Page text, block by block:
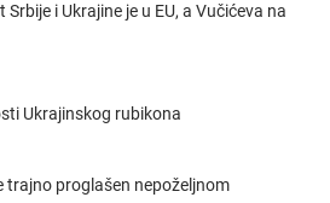
i Ukrajine je u EU, a Vučićeva na
Ukrajinskog rubikona
trajno proglašen nepoželjnom